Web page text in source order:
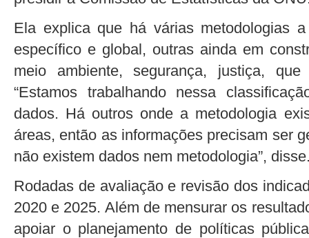
Ela explica que há várias metodologias
específico e global, outras ainda em
meio ambiente, segurança, justiça,
“Estamos trabalhando nessa
dados. Há outros onde a metodologia
áreas, então as informações precisam ser
não existem dados nem metodologia”,
Rodadas de avaliação e revisão dos
2020 e 2025. Além de mensurar os
apoiar o planejamento de políticas